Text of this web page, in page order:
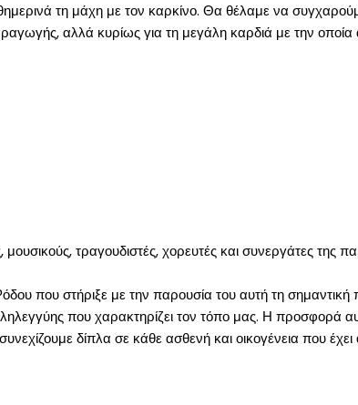
τη μάχη με τον καρκίνο. Θα θέλαμε να
αλλά κυρίως για τη μεγάλη καρδιά με την
τραγουδιστές, χορευτές και συνεργάτες της
που στήριξε με την παρουσία του αυτή τη
που χαρακτηρίζει τον τόπο μας. Η προσφορά
δίπλα σε κάθε ασθενή και οικογένεια που